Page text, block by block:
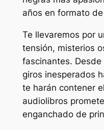
años en formato
Te llevaremos por
tensión, misterios
fascinantes.
giros inesperados
te harán contener
audiolibros
enganchado de